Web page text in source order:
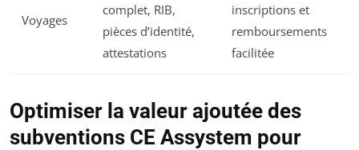
Voyages
complet, RIB,
pièces d’identité,
attestations
inscriptions et
remboursements
facilitée
Optimiser la valeur ajoutée des
subventions CE Assystem pour